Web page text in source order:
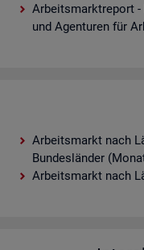
Arbeitsmarktreport -
und Agenturen für
Arbeitsmarkt nach
Bundesländer
Arbeitsmarkt nach